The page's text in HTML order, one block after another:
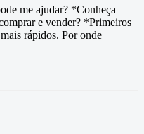
me ajudar? *Conheça
e vender? *Primeiros
rápidos. Por onde